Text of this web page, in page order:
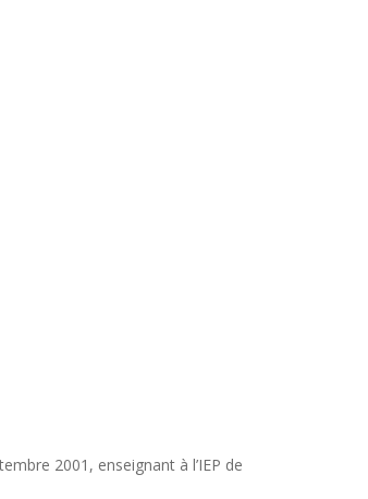
2001, enseignant à l’IEP de